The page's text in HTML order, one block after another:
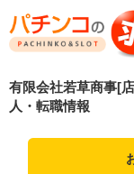
有限会社若草商事[
人・転職情報